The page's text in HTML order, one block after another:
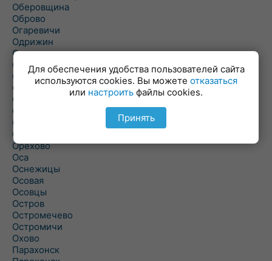
Оберовщина
Оброво
Огаревичи
Одрижин
Оздамичи
Озяты
Олтуш
Ольманы
Ольпень
Ольшаны
Омельная
Ополь
Орехово
Оса
Оснежицы
Осовая
Осовцы
Остров
Остромечево
Остромичи
Охово
Парахонск
Для обеспечения удобства пользователей сайта
используются cookies. Вы можете отказаться
или настроить файлы cookies.
Принять